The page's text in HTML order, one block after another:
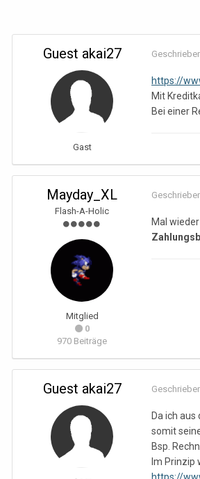
Guest akai27
Gast
https://
Mit
Bei einer
Mayday_XL
Flash-A-Holic
Mitglied
0
970 Beiträge
Mal
Guest akai27
Da ich
somit
Bsp.
Im Prinzip